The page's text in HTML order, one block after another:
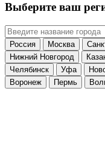
Выберите ваш
Россия Москва
Нижний Новгород
Челябинск
Уфа
Воронеж
Пермь